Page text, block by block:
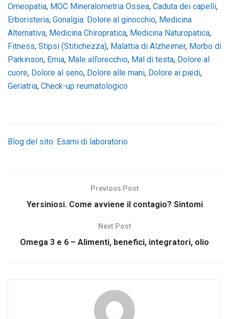
Omeopatia, MOC Mineralometria Ossea, Caduta dei capelli,
Erboristeria, Gonalgia: Dolore al ginocchio, Medicina
Alternativa, Medicina Chiropratica, Medicina Naturopatica,
Fitness, Stipsi (Stitichezza), Malattia di Alzheimer, Morbo di
Parkinson, Ernia, Male all’orecchio, Mal di testa, Dolore al
cuore, Dolore al seno, Dolore alle mani, Dolore ai piedi,
Geriatria, Check-up reumatologico
Blog del sito: Esami di laboratorio
Previous Post
Yersiniosi. Come avviene il contagio? Sintomi
Next Post
Omega 3 e 6 – Alimenti, benefici, integratori, olio